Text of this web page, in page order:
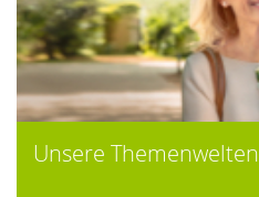
Unsere Themenwelten